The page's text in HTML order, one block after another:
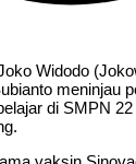
Widodo
meninjau
di SMPN